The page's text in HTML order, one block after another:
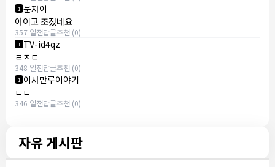
1 문자이
아이고 조졌네요
357 일전답글추천 (0)
1 TV-id4qz
ㄹㅈㄷ
348 일전답글추천 (0)
1 이사만루이야기
ㄷㄷ
346 일전답글추천 (0)
자유 게시판